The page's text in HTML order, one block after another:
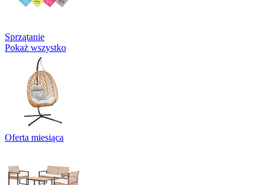
Sprzątanie
Pokaż wszystko
Oferta miesiąca